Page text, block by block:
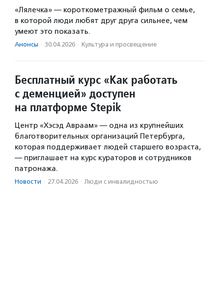
«Лялечка» — короткометражный фильм о семье,
в которой люди любят друг друга сильнее, чем
умеют это показать.
Анонсы · 30.04.2026 · Культура и просвещение
Бесплатный курс «Как работать
с деменцией» доступен
на платформе Stepik
Центр «Хэсэд Авраам» — одна из крупнейших
благотворительных организаций Петербурга,
которая поддерживает людей старшего возраста,
— приглашает на курс кураторов и сотрудников
патронажа.
Новости · 27.04.2026 · Люди с инвалидностью